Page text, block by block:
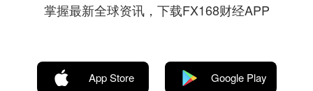
掌握最新全球资讯，下载FX168财经APP
App Store Google Play